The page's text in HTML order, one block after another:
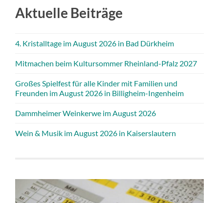
Aktuelle Beiträge
4. Kristalltage im August 2026 in Bad Dürkheim
Mitmachen beim Kultursommer Rheinland-Pfalz 2027
Großes Spielfest für alle Kinder mit Familien und
Freunden im August 2026 in Billigheim-Ingenheim
Dammheimer Weinkerwe im August 2026
Wein & Musik im August 2026 in Kaiserslautern